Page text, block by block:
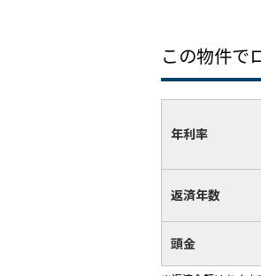
この物件で
年利率
返済年数
頭金